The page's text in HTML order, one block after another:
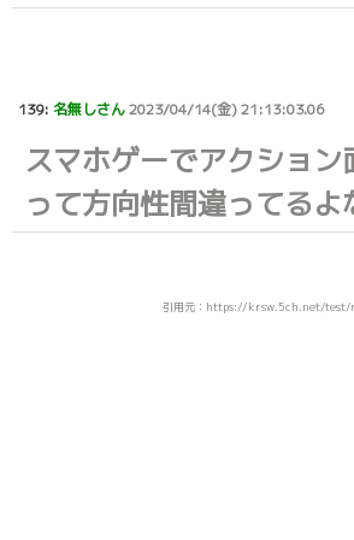
139: 名無しさん2023/04/14(金) 21:13:03.06
スマホゲーでアクション
って方向性間違ってるよ
引用元：https://krsw.5ch.net/